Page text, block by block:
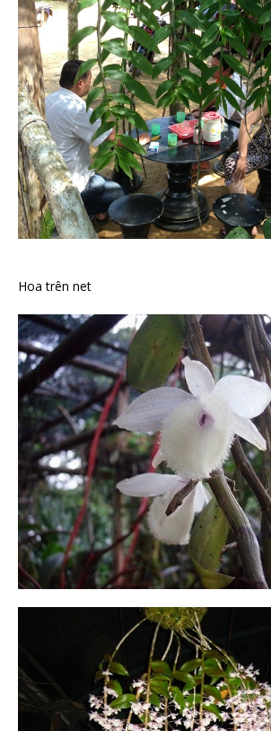
Hoa trên net